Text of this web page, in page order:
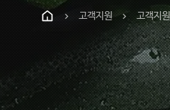
chevron_right 고객지원 chevron_right 고객지원